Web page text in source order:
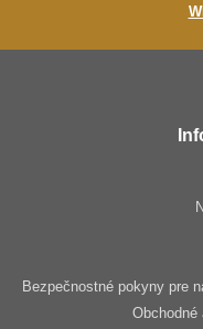
Bezpečnostné pokyny pre
Obchodné